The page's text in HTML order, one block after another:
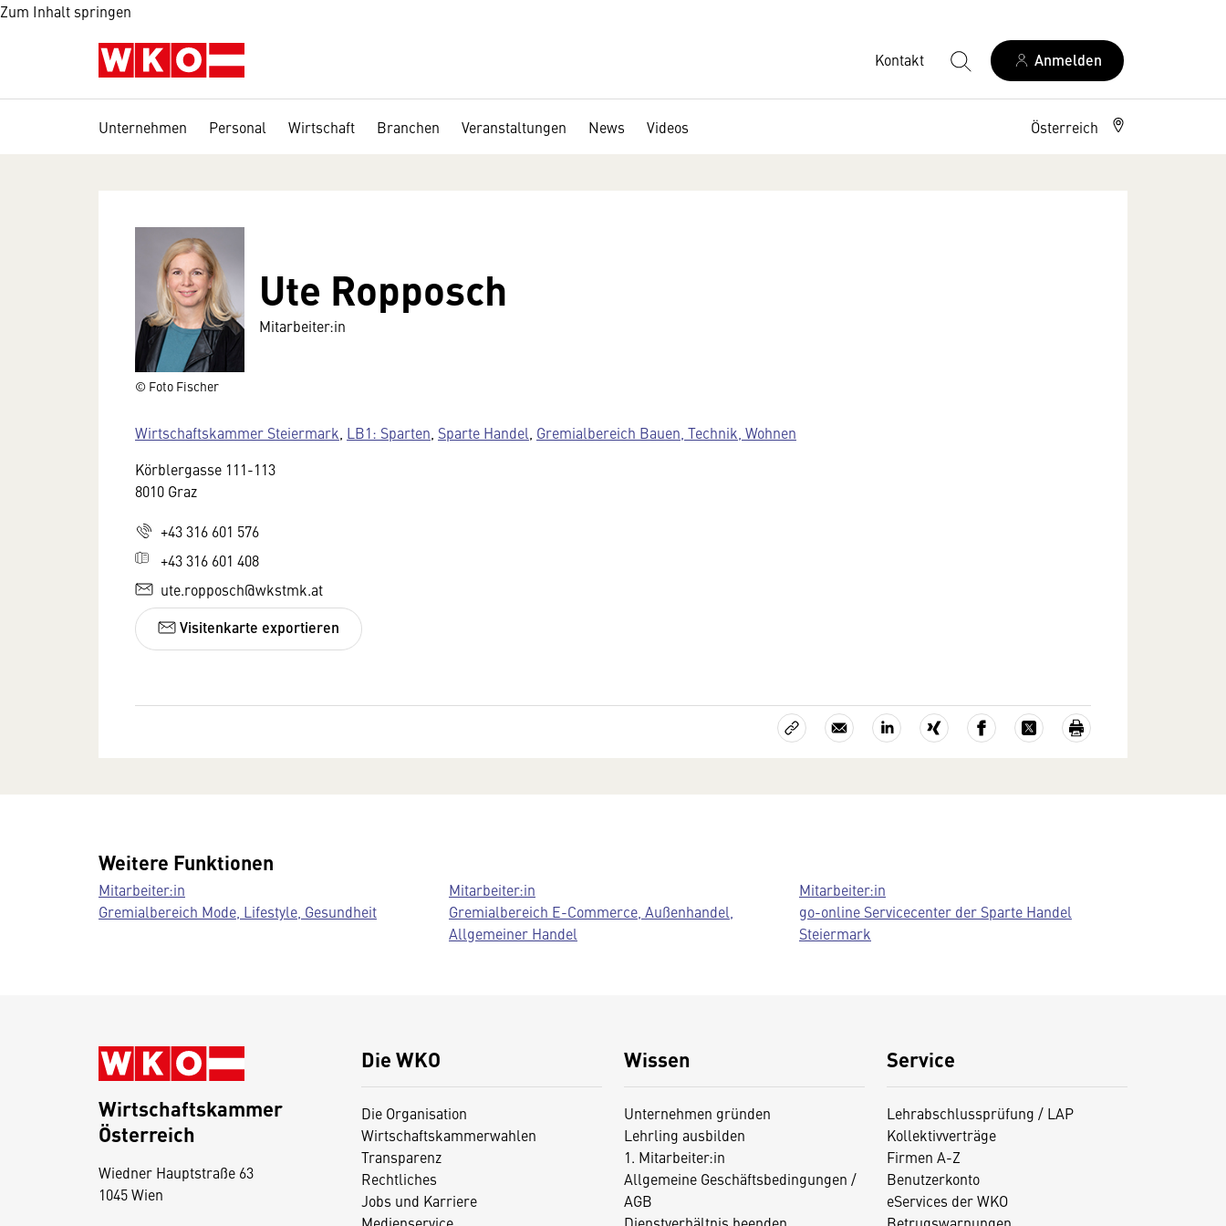
Zum Inhalt springen
Kontakt Anmelden
Unternehmen Personal Wirtschaft Branchen Veranstaltungen News Videos Österreich
© Foto Fischer
Ute Ropposch
Mitarbeiter:in
Wirtschaftskammer Steiermark LB1: Sparten Sparte Handel Gremialbereich Bauen, Technik, Wohnen
Körblergasse 111-113
8010 Graz
+43 316 601 576
+43 316 601 408
ute.ropposch@wkstmk.at
Visitenkarte exportieren
Weitere Funktionen
Mitarbeiter:in
Gremialbereich Mode, Lifestyle, Gesundheit
Mitarbeiter:in
Gremialbereich E-Commerce, Außenhandel,
Allgemeiner Handel
Mitarbeiter:in
go-online Servicecenter der Sparte Handel
Steiermark
Die WKO
Die Organisation
Wirtschaftskammerwahlen
Transparenz
Rechtliches
Jobs und Karriere
Wissen
Unternehmen gründen
Lehrling ausbilden
1. Mitarbeiter:in
Allgemeine Geschäftsbedingungen /
AGB
Service
Lehrabschlussprüfung / LAP
Kollektivverträge
Firmen A-Z
Benutzerkonto
eServices der WKO
Wirtschaftskammer
Österreich
Wiedner Hauptstraße 63
1045 Wien